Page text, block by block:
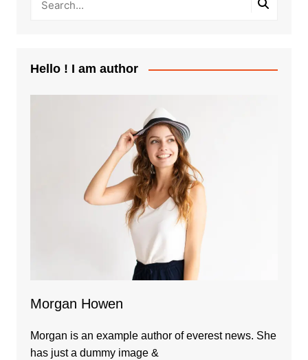
Hello ! I am author
Morgan Howen
Morgan is an example author of everest news. She
has just a dummy image &